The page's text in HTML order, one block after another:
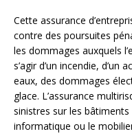
Cette assurance
contre des poursuites
les dommages auxquels
s’agir d’un incendie, d’un
eaux, des dommages
glace. L’assurance
sinistres sur les
informatique ou le